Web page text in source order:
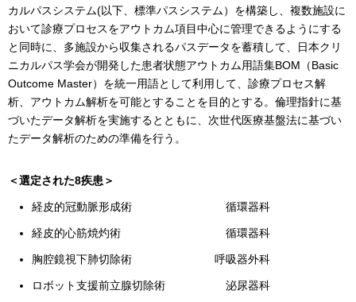
カルパスシステム(以下、標準パスシステム）を構築し、複数施設に
おいて診療プロセスをアウトカム項目中心に管理できるようにする
と同時に、多施設から収集されるパスデータを蓄積して、日本クリ
ニカルパス学会が開発した患者状態アウトカム用語集BOM（Basic
Outcome Master）を統一用語として利用して、診療プロセス解
析、アウトカム解析を可能とすることを目的とする。倫理指針に基
づいたデータ解析を実施するとともに、次世代医療基盤法に基づい
たデータ解析のための準備を行う。
＜選定された8疾患＞
経皮的冠動脈形成術 循環器科
経皮的心筋焼灼術 循環器科
胸腔鏡視下肺切除術 呼吸器外科
ロボット支援前立腺切除術 泌尿器科